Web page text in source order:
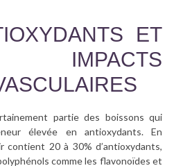
ET
IMPACTS
partie des boissons qui
élevée en antioxydants. En
contient 20 à 30% d’antioxydants,
comme les flavonoïdes et